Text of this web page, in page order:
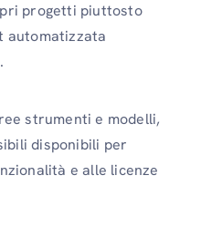
progetti piuttosto
automatizzata
strumenti e modelli,
disponibili per
e alle licenze